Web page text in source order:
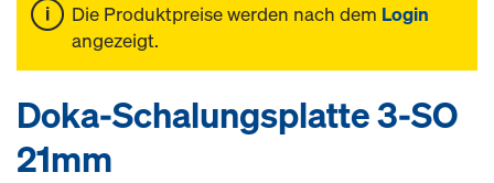
Die Produktpreise werden nach dem Login
angezeigt.
Doka-Schalungsplatte 3-SO
21mm